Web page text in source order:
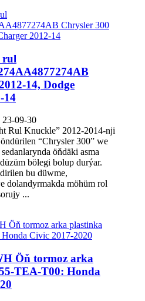
rul
14, Dodge
14
23-09-30
Rul Knuckle” 2012-2014-nji
“Chrysler 300” we
öňdäki asma
bölegi bolup durýar.
bu düwme,
dolandyrmakda möhüm rol
...
Öň tormoz arka
TEA-T00: Honda